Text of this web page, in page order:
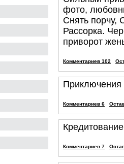
фото,
Снять порчу,
Рассорка.
приворот
Комментариев 102
Приключения
Комментариев 6
Комментариев 7